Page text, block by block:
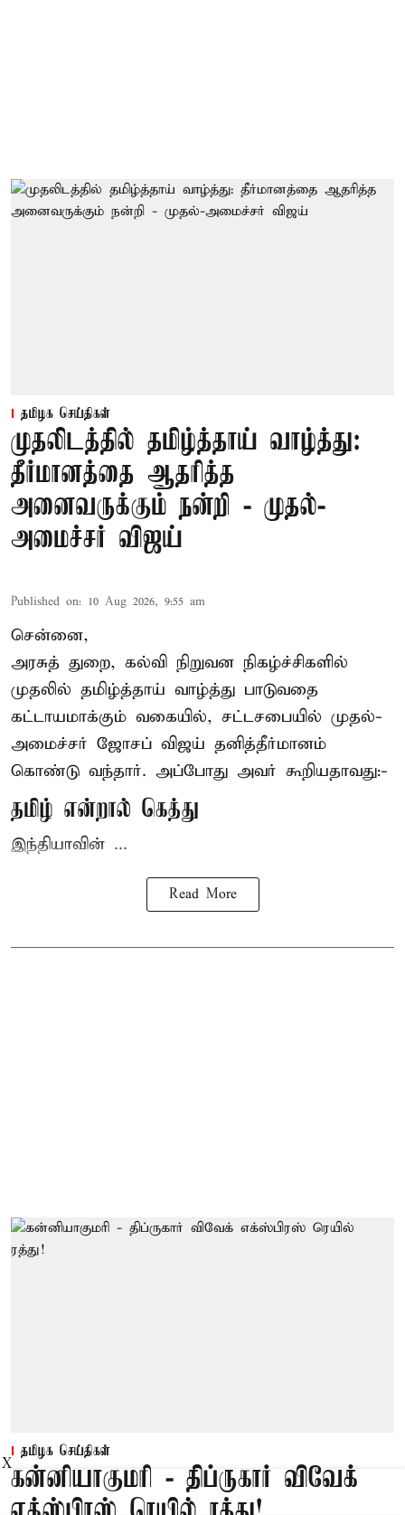
தமிழக செய்திகள்
முதலிடத்தில் தமிழ்த்தாய் வாழ்த்து:
தீர்மானத்தை ஆதரித்த
அனைவருக்கும் நன்றி - முதல்-
அமைச்சர் விஜய்
Published on: 10 Aug 2026, 9:55 am
சென்னை,
அரசுத் துறை, கல்வி நிறுவன நிகழ்ச்சிகளில்
முதலில் தமிழ்த்தாய் வாழ்த்து பாடுவதை
கட்டாயமாக்கும் வகையில், சட்டசபையில் முதல்-
அமைச்சர் ஜோசப் விஜய் தனித்தீர்மானம்
கொண்டு வந்தார். அப்போது அவர் கூறியதாவது:-
தமிழ் என்றால் கெத்து
இந்தியாவின் ...
Read More
தமிழக செய்திகள்
கன்னியாகுமரி - திப்ருகார் விவேக்
X